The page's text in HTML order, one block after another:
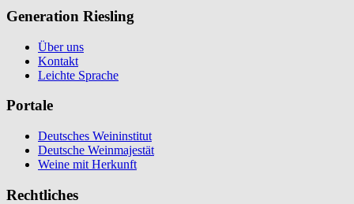
Generation Riesling
Über uns
Kontakt
Leichte Sprache
Portale
Deutsches Weininstitut
Deutsche Weinmajestät
Weine mit Herkunft
Rechtliches